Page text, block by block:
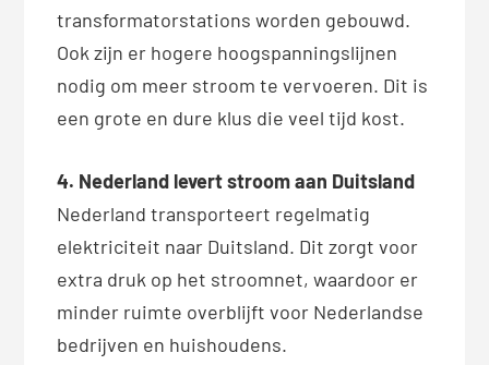
transformatorstations worden gebouwd.
Ook zijn er hogere hoogspanningslijnen
nodig om meer stroom te vervoeren. Dit is
een grote en dure klus die veel tijd kost.
4. Nederland levert stroom aan Duitsland
Nederland transporteert regelmatig
elektriciteit naar Duitsland. Dit zorgt voor
extra druk op het stroomnet, waardoor er
minder ruimte overblijft voor Nederlandse
bedrijven en huishoudens.